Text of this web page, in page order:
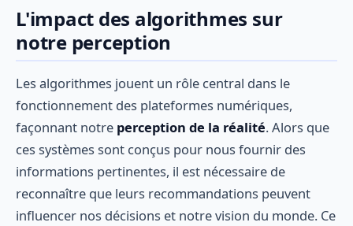
L'impact des algorithmes sur
notre perception
Les algorithmes jouent un rôle central dans le
fonctionnement des plateformes numériques,
façonnant notre perception de la réalité. Alors que
ces systèmes sont conçus pour nous fournir des
informations pertinentes, il est nécessaire de
reconnaître que leurs recommandations peuvent
influencer nos décisions et notre vision du monde. Ce